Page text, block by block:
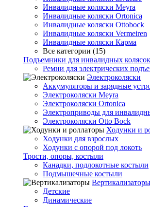
Инвалидные коляски Meyra
Инвалидные коляски Ortonica
Инвалидные коляски Ottobock
Инвалидные коляски Vermeiren
Инвалидные коляски Карма
Все категории (15)
Подъемники для инвалидных
Ремни для электрических
Электроколяски
Аккумуляторы и зарядные
Электроколяски Meyra
Электроколяски Ortonica
Электроприводы для
Электроколяски Otto Bock
Ходунки и
Ходунки для взрослых
Ходунки с опорой под локоть
Трости, опоры, костыли
Канадки, подлокотные костыли
Подмышечные костыли
Вертикализаторы
Детские
Динамические